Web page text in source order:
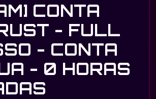
CONTA
- FULL
- CONTA
- 0 HORAS